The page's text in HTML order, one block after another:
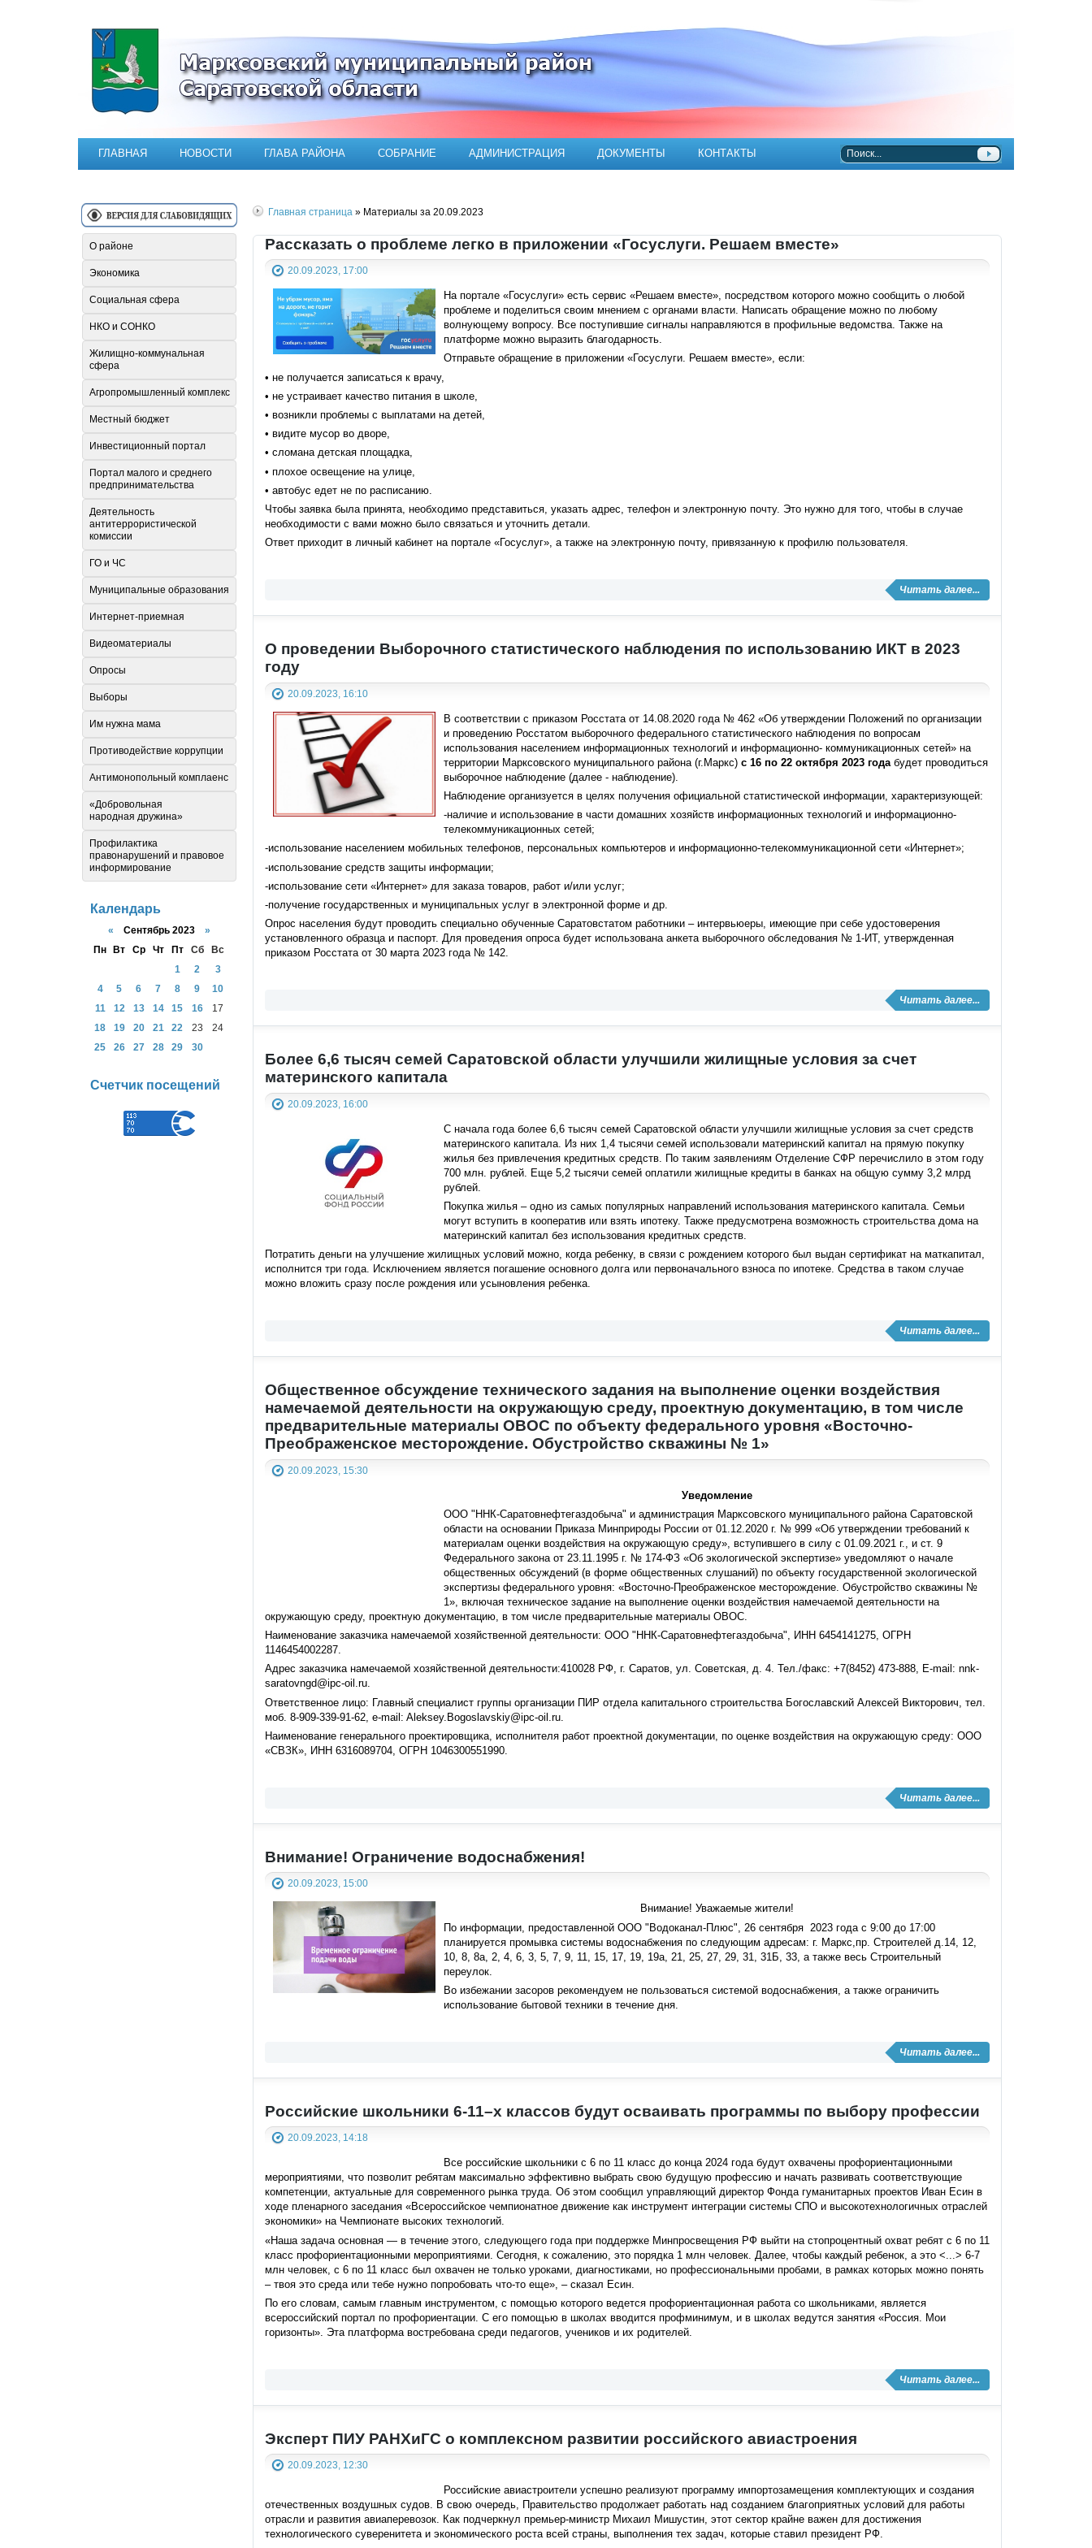
Официальный сайт Марксовского муниципального района
ГЛАВНАЯ НОВОСТИ ГЛАВА РАЙОНА СОБРАНИЕ АДМИНИСТРАЦИЯ ДОКУМЕНТЫ КОНТАКТЫ
Главная страница » Материалы за 20.09.2023
Рассказать о проблеме легко в приложении «Госуслуги. Решаем вместе»
20.09.2023, 17:00
На портале «Госуслуги» есть сервис «Решаем вместе», посредством которого можно сообщить о любой
проблеме и поделиться своим мнением с органами власти. Написать обращение можно по любому
волнующему вопросу. Все поступившие сигналы направляются в профильные ведомства. Также на
платформе можно выразить благодарность.
Отправьте обращение в приложении «Госуслуги. Решаем вместе», если:
• не получается записаться к врачу,
• не устраивает качество питания в школе,
• возникли проблемы с выплатами на детей,
• видите мусор во дворе,
• сломана детская площадка,
• плохое освещение на улице,
• автобус едет не по расписанию.
Чтобы заявка была принята, необходимо представиться, указать адрес, телефон и электронную почту. Это нужно для того, чтобы в случае
необходимости с вами можно было связаться и уточнить детали.
Ответ приходит в личный кабинет на портале «Госуслуг», а также на электронную почту, привязанную к профилю пользователя.
Читать далее...
О проведении Выборочного статистического наблюдения по использованию ИКТ в 2023
году
20.09.2023, 16:10
В соответствии с приказом Росстата от 14.08.2020 года № 462 «Об утверждении Положений по организации
и проведению Росстатом выборочного федерального статистического наблюдения по вопросам
использования населением информационных технологий и информационно- коммуникационных сетей» на
территории Марксовского муниципального района (г.Маркс) с 16 по 22 октября 2023 года будет проводиться
выборочное наблюдение (далее - наблюдение).
Наблюдение организуется в целях получения официальной статистической информации, характеризующей:
-наличие и использование в части домашних хозяйств информационных технологий и информационно-
телекоммуникационных сетей;
-использование населением мобильных телефонов, персональных компьютеров и информационно-телекоммуникационной сети «Интернет»;
-использование средств защиты информации;
-использование сети «Интернет» для заказа товаров, работ и/или услуг;
-получение государственных и муниципальных услуг в электронной форме и др.
Опрос населения будут проводить специально обученные Саратовстатом работники – интервьюеры, имеющие при себе удостоверения
установленного образца и паспорт. Для проведения опроса будет использована анкета выборочного обследования № 1-ИТ, утвержденная
приказом Росстата от 30 марта 2023 года № 142.
Читать далее...
Более 6,6 тысяч семей Саратовской области улучшили жилищные условия за счет
материнского капитала
20.09.2023, 16:00
С начала года более 6,6 тысяч семей Саратовской области улучшили жилищные условия за счет средств
материнского капитала. Из них 1,4 тысячи семей использовали материнский капитал на прямую покупку
жилья без привлечения кредитных средств. По таким заявлениям Отделение СФР перечислило в этом году
700 млн. рублей. Еще 5,2 тысячи семей оплатили жилищные кредиты в банках на общую сумму 3,2 млрд
рублей.
Покупка жилья – одно из самых популярных направлений использования материнского капитала. Семьи
могут вступить в кооператив или взять ипотеку. Также предусмотрена возможность строительства дома на
материнский капитал без использования кредитных средств.
Потратить деньги на улучшение жилищных условий можно, когда ребенку, в связи с рождением которого был выдан сертификат на маткапитал,
исполнится три года. Исключением является погашение основного долга или первоначального взноса по ипотеке. Средства в таком случае
можно вложить сразу после рождения или усыновления ребенка.
Читать далее...
Общественное обсуждение технического задания на выполнение оценки воздействия
намечаемой деятельности на окружающую среду, проектную документацию, в том числе
предварительные материалы ОВОС по объекту федерального уровня «Восточно-
Преображенское месторождение. Обустройство скважины № 1»
20.09.2023, 15:30
Уведомление
ООО "ННК-Саратовнефтегаздобыча" и администрация Марксовского муниципального района Саратовской
области на основании Приказа Минприроды России от 01.12.2020 г. № 999 «Об утверждении требований к
материалам оценки воздействия на окружающую среду», вступившего в силу с 01.09.2021 г., и ст. 9
Федерального закона от 23.11.1995 г. № 174-ФЗ «Об экологической экспертизе» уведомляют о начале
общественных обсуждений (в форме общественных слушаний) по объекту государственной экологической
экспертизы федерального уровня: «Восточно-Преображенское месторождение. Обустройство скважины №
1», включая техническое задание на выполнение оценки воздействия намечаемой деятельности на
окружающую среду, проектную документацию, в том числе предварительные материалы ОВОС.
Наименование заказчика намечаемой хозяйственной деятельности: ООО "ННК-Саратовнефтегаздобыча", ИНН 6454141275, ОГРН
1146454002287.
Адрес заказчика намечаемой хозяйственной деятельности:410028 РФ, г. Саратов, ул. Советская, д. 4. Тел./факс: +7(8452) 473-888, E-mail: nnk-
saratovngd@ipc-oil.ru.
Ответственное лицо: Главный специалист группы организации ПИР отдела капитального строительства Богославский Алексей Викторович, тел.
моб. 8-909-339-91-62, e-mail: Aleksey.Bogoslavskiy@ipc-oil.ru.
Наименование генерального проектировщика, исполнителя работ проектной документации, по оценке воздействия на окружающую среду: ООО
«СВЗК», ИНН 6316089704, ОГРН 1046300551990.
Читать далее...
Внимание! Ограничение водоснабжения!
20.09.2023, 15:00
Внимание! Уважаемые жители!
По информации, предоставленной ООО "Водоканал-Плюс", 26 сентября 2023 года с 9:00 до 17:00
планируется промывка системы водоснабжения по следующим адресам: г. Маркс,пр. Строителей д.14, 12,
10, 8, 8а, 2, 4, 6, 3, 5, 7, 9, 11, 15, 17, 19, 19а, 21, 25, 27, 29, 31, 31Б, 33, а также весь Строительный
переулок.
Во избежании засоров рекомендуем не пользоваться системой водоснабжения, а также ограничить
использование бытовой техники в течение дня.
Читать далее...
Российские школьники 6-11–х классов будут осваивать программы по выбору профессии
20.09.2023, 14:18
Все российские школьники с 6 по 11 класс до конца 2024 года будут охвачены профориентационными
мероприятиями, что позволит ребятам максимально эффективно выбрать свою будущую профессию и начать развивать соответствующие
компетенции, актуальные для современного рынка труда. Об этом сообщил управляющий директор Фонда гуманитарных проектов Иван Есин в
ходе пленарного заседания «Всероссийское чемпионатное движение как инструмент интеграции системы СПО и высокотехнологичных отраслей
экономики» на Чемпионате высоких технологий.
«Наша задача основная — в течение этого, следующего года при поддержке Минпросвещения РФ выйти на стопроцентный охват ребят с 6 по 11
класс профориентационными мероприятиями. Сегодня, к сожалению, это порядка 1 млн человек. Далее, чтобы каждый ребенок, а это <...> 6-7
млн человек, с 6 по 11 класс был охвачен не только уроками, диагностиками, но профессиональными пробами, в рамках которых можно понять
– твоя это среда или тебе нужно попробовать что-то еще», – сказал Есин.
По его словам, самым главным инструментом, с помощью которого ведется профориентационная работа со школьниками, является
всероссийский портал по профориентации. С его помощью в школах вводится профминимум, и в школах ведутся занятия «Россия. Мои
горизонты». Эта платформа востребована среди педагогов, учеников и их родителей.
Читать далее...
Эксперт ПИУ РАНХиГС о комплексном развитии российского авиастроения
20.09.2023, 12:30
Российские авиастроители успешно реализуют программу импортозамещения комплектующих и создания
отечественных воздушных судов. В свою очередь, Правительство продолжает работать над созданием благоприятных условий для работы
отрасли и развития авиаперевозок. Как подчеркнул премьер-министр Михаил Мишустин, этот сектор крайне важен для достижения
технологического суверенитета и экономического роста всей страны, выполнения тех задач, которые ставил президент РФ.
О районе
Экономика
Социальная сфера
НКО и СОНКО
Жилищно-коммунальная
сфера
Агропромышленный комплекс
Местный бюджет
Инвестиционный портал
Портал малого и среднего
предпринимательства
Деятельность
антитеррористической
комиссии
ГО и ЧС
Муниципальные образования
Интернет-приемная
Видеоматериалы
Опросы
Выборы
Им нужна мама
Противодействие коррупции
Антимонопольный комплаенс
«Добровольная
народная дружина»
Профилактика
правонарушений и правовое
информирование
Календарь
« Сентябрь 2023 »
Пн
Вт Ср Чт Пт Сб
Вс
1
2
3
4
5 6 7 8 9
10
11
12 13 14 15 16
17
18
19 20 21 22 23
24
25
26 27 28 29 30
Счетчик посещений